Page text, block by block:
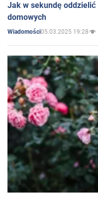
Jak w sekundę
domowych
Wiadomości05.03.2025 19:28